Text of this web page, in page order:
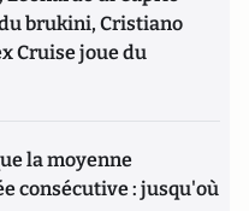
brukini, Cristiano
Cruise joue du
la moyenne
consécutive : jusqu'où